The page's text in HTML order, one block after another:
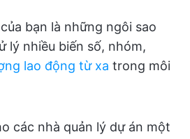
bạn là những ngôi sao
lý nhiều biến số, nhóm,
lao động từ xa trong môi
các nhà quản lý dự án một